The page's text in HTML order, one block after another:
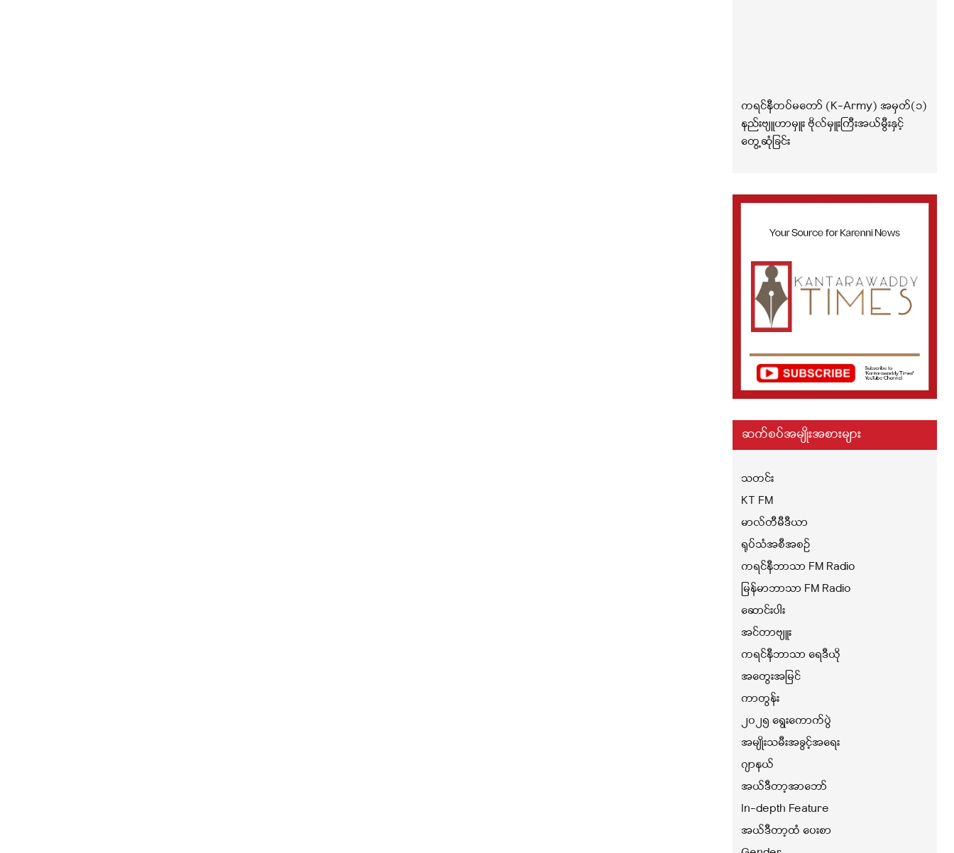
ကရင်နီတပ်မတော် (K-Army) အမှတ်(၁)
နည်းဗျူဟာမှူး ဗိုလ်မှူးကြီးအယ်မွီးနှင့်
တွေ့ဆုံခြင်း
ဆက်စပ်အမျိုးအစားများ
သတင်း
KT FM
မာလ်တီမီဒီယာ
ရုပ်သံအစီအစဉ်
ကရင်နီဘာသာ FM Radio
မြန်မာဘာသာ FM Radio
ဆောင်းပါး
အင်တာဗျူး
ကရင်နီဘာသာ ရေဒီယို
အတွေးအမြင်
ကာတွန်း
၂၀၂၅ ရွေးကောက်ပွဲ
အမျိုးသမီးအခွင့်အရေး
ဂျာနယ်
အယ်ဒီတာ့အာဘော်
In-depth Feature
အယ်ဒီတာ့ထံ ပေးစာ